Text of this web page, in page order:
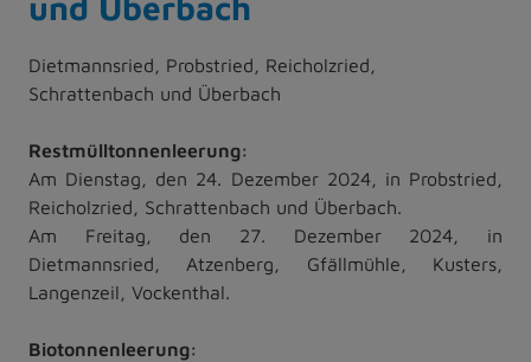
Dietmannsried, Probstried, Reicholzried,
Schrattenbach und Überbach
Restmülltonnenleerung:
Am Dienstag, den 24. Dezember 2024, in Probstried,
Reicholzried, Schrattenbach und Überbach.
Am Freitag, den 27. Dezember 2024, in
Dietmannsried, Atzenberg, Gfällmühle, Kusters,
Langenzeil, Vockenthal.
Biotonnenleerung: